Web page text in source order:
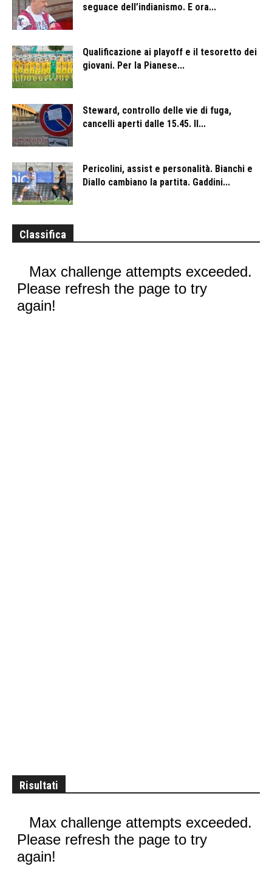
seguace dell’indianismo. E ora...
Qualificazione ai playoff e il tesoretto dei
giovani. Per la Pianese...
Steward, controllo delle vie di fuga,
cancelli aperti dalle 15.45. Il...
Pericolini, assist e personalità. Bianchi e
Diallo cambiano la partita. Gaddini...
Classifica
Risultati